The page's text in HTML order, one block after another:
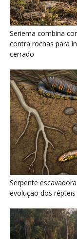
Seriema combina
contra rochas para
cerrado
Serpente
evolução dos répteis